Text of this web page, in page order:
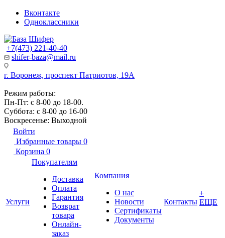
Вконтакте
Одноклассники
+7(473) 221-40-40
shifer-baza@mail.ru
г. Воронеж, проспект Патриотов, 19А
Режим работы:
Пн-Пт: с 8-00 до 18-00.
Суббота: с 8-00 до 16-00
Воскресенье: Выходной
Войти
Избранные товары 0
Корзина 0
Услуги
Покупателям
Доставка
Оплата
Гарантия
Возврат
товара
Онлайн-
заказ
Компания
О нас
Новости
Сертификаты
Документы
Контакты
+
ЕЩЕ